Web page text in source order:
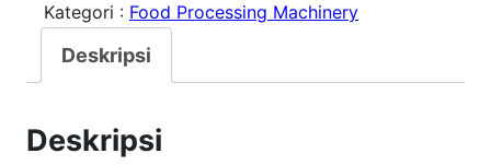
t
O
Kategori : Food Processing Machinery
Deskripsi
Deskripsi